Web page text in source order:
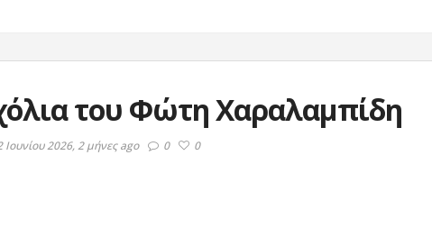
του Φώτη Χαραλαμπίδη
Ιουνίου 2026, 2 μήνες ago 0 0